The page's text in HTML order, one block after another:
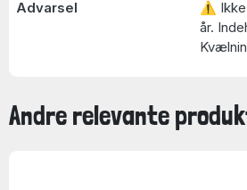
Advarsel
⚠ Ikke
år.
Andre relevante